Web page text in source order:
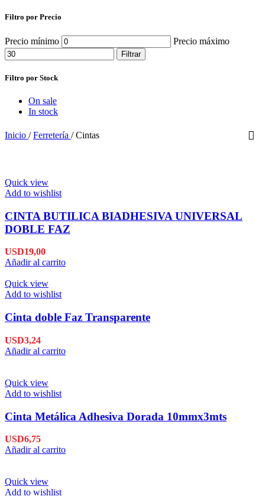
Filtro por Precio
Precio mínimo Precio máximo
Filtrar
Filtro por Stock
On sale
In stock
Inicio / Ferretería / Cintas
Quick view
Add to wishlist
CINTA BUTILICA BIADHESIVA UNIVERSAL
DOBLE FAZ
USD19,00
Añadir al carrito
Quick view
Add to wishlist
Cinta doble Faz Transparente
USD3,24
Añadir al carrito
Quick view
Add to wishlist
Cinta Metálica Adhesiva Dorada 10mmx3mts
USD6,75
Añadir al carrito
Quick view
Add to wishlist